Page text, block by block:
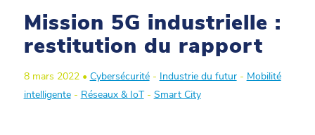
Mission 5G industrielle :
restitution du rapport
8 mars 2022 • Cybersécurité- Industrie du futur- Mobilité
intelligente- Réseaux & IoT- Smart City